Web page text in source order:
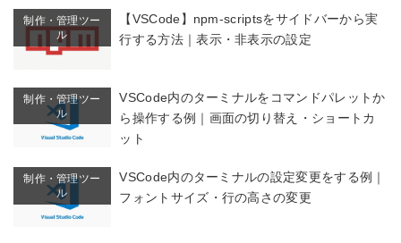
制作・管理ツー
ル
【VSCode】npm-scriptsをサイドバーから実
行する方法｜表示・非表示の設定
制作・管理ツー
ル
VSCode内のターミナルをコマンドパレットか
ら操作する例｜画面の切り替え・ショートカ
ット
制作・管理ツー
ル
VSCode内のターミナルの設定変更をする例｜
フォントサイズ・行の高さの変更